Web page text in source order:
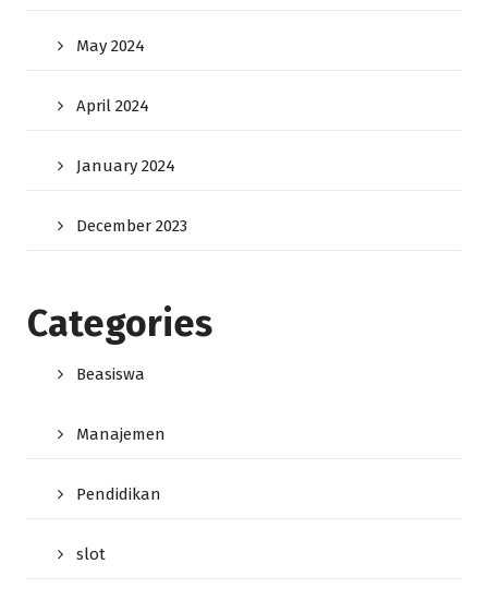
May 2024
April 2024
January 2024
December 2023
Categories
Beasiswa
Manajemen
Pendidikan
slot